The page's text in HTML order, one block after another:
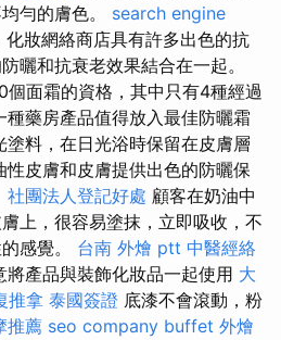
勻的膚色。 search engine
化妝網絡商店具有許多出色的抗
曬和抗衰老效果結合在一起。
個面霜的資格，其中只有4種經過
藥房產品值得放入最佳防曬霜
料，在日光浴時保留在皮膚層
皮膚和皮膚提供出色的防曬保
社團法人登記好處 顧客在奶油中
上，很容易塗抹，立即吸收，不
感覺。 台南 外燴 ptt 中醫經絡
將產品與裝飾化妝品一起使用 大
推拿 泰國簽證 底漆不會滾動，粉
推薦 seo company buffet 外燴